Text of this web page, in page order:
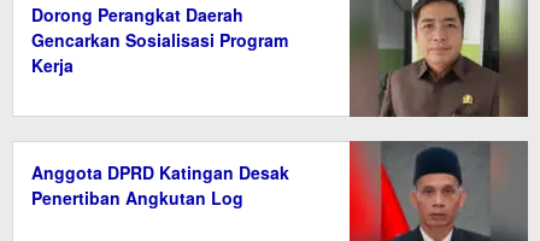
Dorong Perangkat Daerah
Gencarkan Sosialisasi Program
Kerja
Anggota DPRD Katingan Desak
Penertiban Angkutan Log